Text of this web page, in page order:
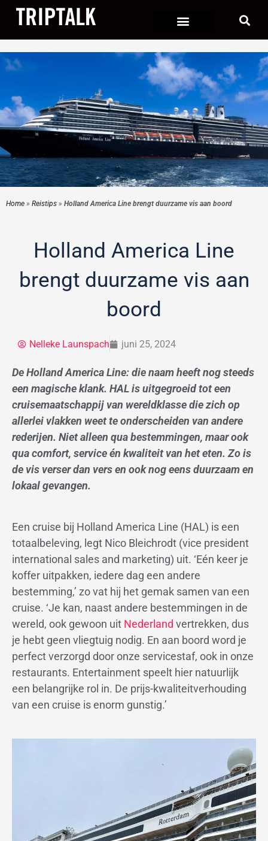
de
inhoud
Home » Reistips » Holland America Line brengt duurzame vis aan boord
Holland America Line
brengt duurzame vis aan
boord
Nelleke Launspach juni 25, 2024
De Holland America Line: die naam heeft nog steeds
een magische klank. HAL is uitgegroeid tot een
cruisemaatschappij van wereldklasse die zich op
allerlei vlakken weet te onderscheiden van andere
rederijen. Niet alleen qua bestemmingen, maar ook
qua comfort, service én kwaliteit van het eten. Zo is
de vis verser dan vers en ook nog eens duurzaam en
lokaal gevangen.
Een cruise bij Holland America Line (HAL) is een
totaalbeleving, legt Nico Bleichrodt (vice president
international sales and marketing) uit. ‘Eén keer je
koffer uitpakken, iedere dag een andere
bestemming,’ zo vat hij het gemak samen van een
cruise. ‘Je kan, naast andere bestemmingen in de
wereld, ook gewoon uit Nederland vertrekken, dus
je hebt geen vliegtuig nodig. En aan boord word je
perfect verzorgd door onze servicestaf, ook in onze
restaurants. Entertainment speelt hier natuurlijk
een belangrijke rol in. De prijs-kwaliteitverhouding
van een cruise is enorm gunstig.’